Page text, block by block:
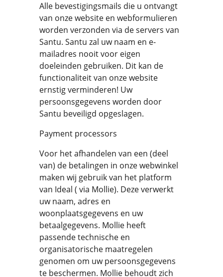
Alle bevestigingsmails die u ontvangt
van onze website en webformulieren
worden verzonden via de servers van
Santu. Santu zal uw naam en e-
mailadres nooit voor eigen
doeleinden gebruiken. Dit kan de
functionaliteit van onze website
ernstig verminderen! Uw
persoonsgegevens worden door
Santu beveiligd opgeslagen.
Payment processors
Voor het afhandelen van een (deel
van) de betalingen in onze webwinkel
maken wij gebruik van het platform
van Ideal ( via Mollie). Deze verwerkt
uw naam, adres en
woonplaatsgegevens en uw
betaalgegevens. Mollie heeft
passende technische en
organisatorische maatregelen
genomen om uw persoonsgegevens
te beschermen. Mollie behoudt zich